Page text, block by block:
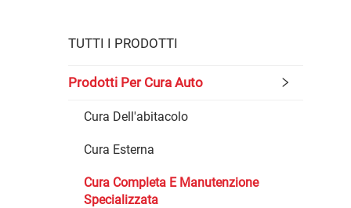
TUTTI I PRODOTTI
Prodotti Per Cura Auto
Cura Dell'abitacolo
Cura Esterna
Cura Completa E Manutenzione
Specializzata